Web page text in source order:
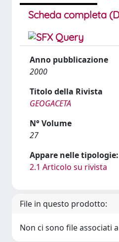
Scheda completa
Anno pubblicazione
2000
Titolo della Rivista
GEOGACETA
N° Volume
27
Appare nelle tipologie:
2.1 Articolo su rivista
File in questo prodotto:
Non ci sono file associati